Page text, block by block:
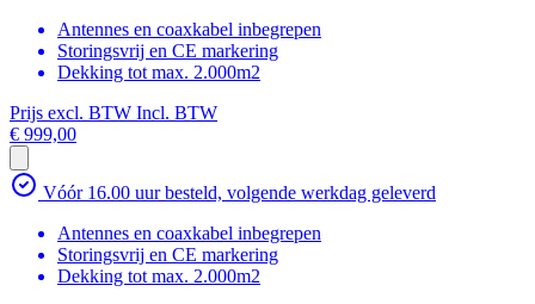
Antennes en coaxkabel inbegrepen
Storingsvrij en CE markering
Dekking tot max. 2.000m2
Prijs excl. BTW Incl. BTW
€ 999,00
Vóór 16.00 uur besteld, volgende werkdag geleverd
Antennes en coaxkabel inbegrepen
Storingsvrij en CE markering
Dekking tot max. 2.000m2